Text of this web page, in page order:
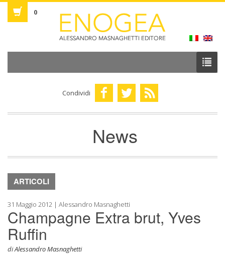
0
Condividi
News
ARTICOLI
31 Maggio 2012 | Alessandro Masnaghetti
Champagne Extra brut, Yves
Ruffin
diAlessandro Masnaghetti